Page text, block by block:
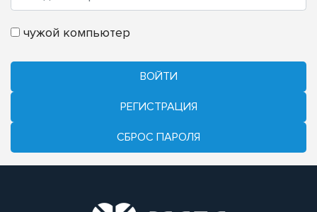
чужой компьютер
ВОЙТИ
РЕГИСТРАЦИЯ
CБРОС ПАРОЛЯ